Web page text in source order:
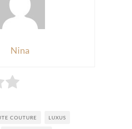
Nina
Submit Rating
COUTURE LUXUS